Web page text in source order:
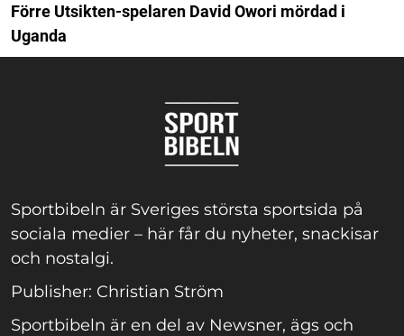
Förre Utsikten-spelaren David Owori mördad i
Uganda
Sportbibeln är Sveriges största sportsida på
sociala medier – här får du nyheter, snackisar
och nostalgi.
Publisher: Christian Ström
Sportbibeln är en del av Newsner, ägs och